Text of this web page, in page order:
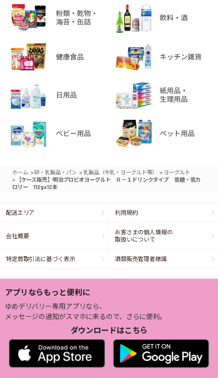
ホーム >卵・乳製品・パン >乳製品（牛乳・ヨーグルト等） > ヨーグルト
>
【ケース販売】明治プロビオヨーグルト Ｒ－１ドリンクタイプ 低糖・低カ
ロリー 112gx12本
配送エリア 利用規約
会社概要
お客さまの個人情報の
取扱いについて
特定商取引法に基づく表示 酒類販売管理者標識
アプリならもっと便利に
ゆめデリバリー専用アプリなら、
メッセージの通知がスマホに来るので、さらに便利。
ダウンロードはこちら